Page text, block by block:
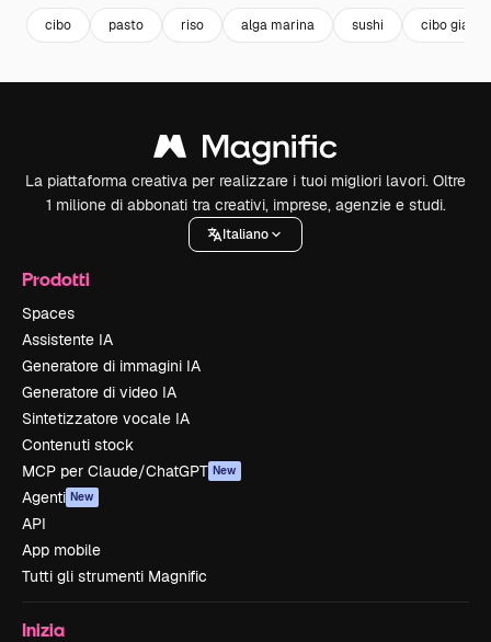
cibo pasto riso alga marina sushi cibo
La piattaforma creativa per realizzare i tuoi migliori lavori. Oltre
1 milione di abbonati tra creativi, imprese, agenzie e studi.
Italiano
Prodotti
Spaces
Assistente IA
Generatore di immagini IA
Generatore di video IA
Sintetizzatore vocale IA
Contenuti stock
MCP per Claude/ChatGPT New
Agenti New
API
App mobile
Tutti gli strumenti Magnific
Inizia